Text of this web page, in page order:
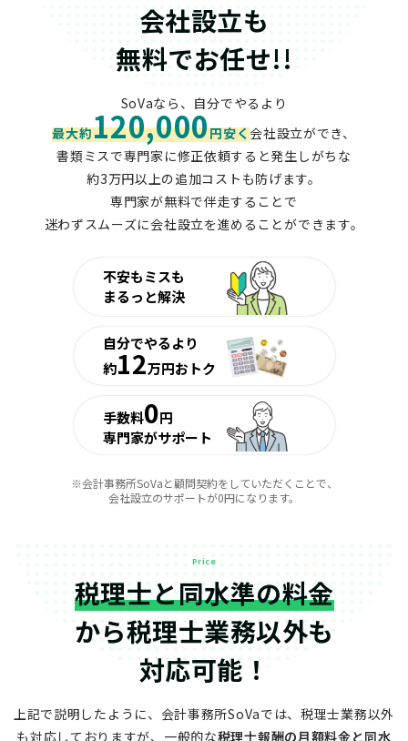
会社設立も
無料でお任せ!!
SoVaなら、自分でやるより
最大約120,000円安く会社設立ができ、
書類ミスで専門家に修正依頼すると発生しがちな
約3万円以上の追加コストも防げます。
専門家が無料で伴走することで
迷わずスムーズに会社設立を進めることができます。
不安もミスも
まるっと解決
自分でやるより
約12万円おトク
手数料0円
専門家がサポート
※会計事務所SoVaと顧問契約をしていただくことで、
会社設立のサポートが0円になります。
Price
税理士と同水準の料金
から税理士業務以外も
対応可能！
上記で説明したように、会計事務所SoVaでは、税理士業務以外
も対応しておりますが、 一般的な税理士報酬の月額料金と同水